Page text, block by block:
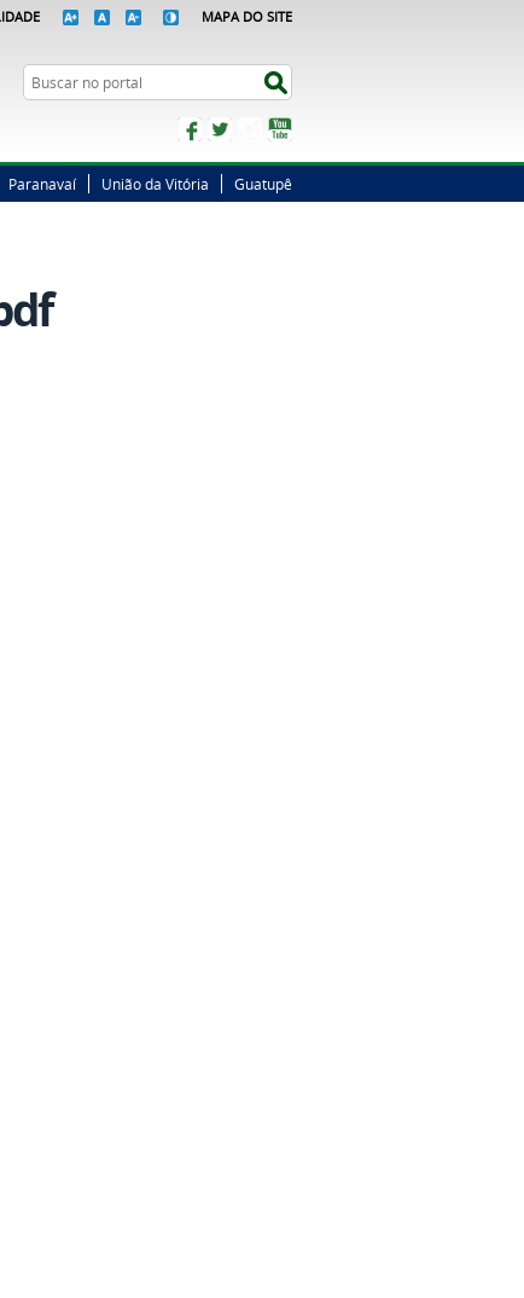
MAPA DO SITE
Busca
FacebookTwitterInstagram
Paranavaí União da Vitória Guatupê